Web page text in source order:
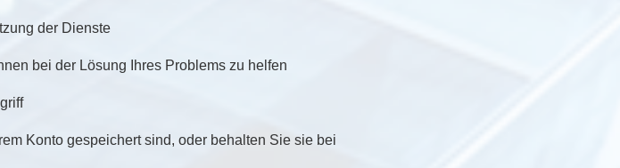
der Dienste
bei der Lösung Ihres Problems zu helfen
Konto gespeichert sind, oder behalten Sie sie bei